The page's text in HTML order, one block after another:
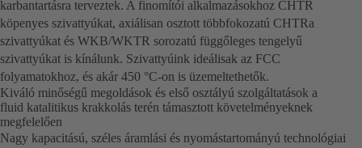
karbantartásra terveztek. A finomítói alkalmazásokhoz CHTR
köpenyes szivattyúkat, axiálisan osztott többfokozatú CHTRa
szivattyúkat és WKB/WKTR sorozatú függőleges tengelyű
szivattyúkat is kínálunk. Szivattyúink ideálisak az FCC
folyamatokhoz, és akár 450 °C-on is üzemeltethetők.
Kiváló minőségű megoldások és első osztályú szolgáltatások a
fluid katalitikus krakkolás terén támasztott követelményeknek
megfelelően
Nagy kapacitású, széles áramlási és nyomástartományú technológiai